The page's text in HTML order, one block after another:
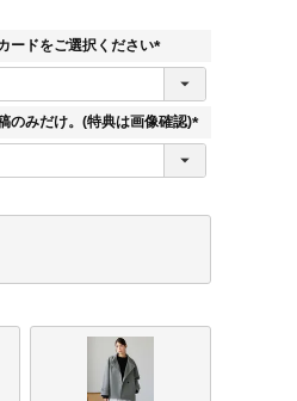
ードをご選択ください
(
須
のみだけ。(特典は画像確認)
(
)